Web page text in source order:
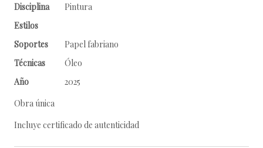
Disciplina
Pintura
Estilos
Soportes
Papel fabriano
Técnicas
Óleo
Año
2025
Obra única
Incluye certificado de autenticidad